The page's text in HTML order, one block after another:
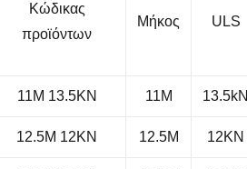
Κώδικας
προϊόντων
Μήκος ULS
11M 13.5KN 11M 13.5kN
12.5M 12KN 12.5M 12KN